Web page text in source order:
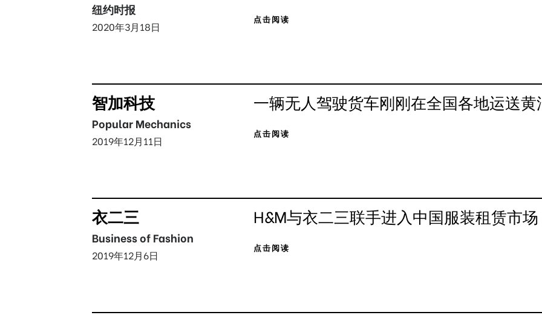
纽约时报
2020年3月18日
点击阅读
智加科技
Popular Mechanics
2019年12月11日
一辆无人驾驶货车刚刚在全国各地运送黄
点击阅读
衣二三
Business of Fashion
2019年12月6日
H&M与衣二三联手进入中国服装租赁市场
点击阅读